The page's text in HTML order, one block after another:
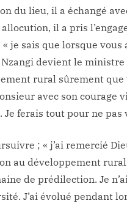
du lieu, il a échangé
allocution, il a pris
je sais que lorsque vous
devient le ministre
rural sûrement que
avec son courage
Je ferais tout pour ne pas
; « j’ai remercié
au développement rural
de prédilection. Je
J’ai évolué pendant